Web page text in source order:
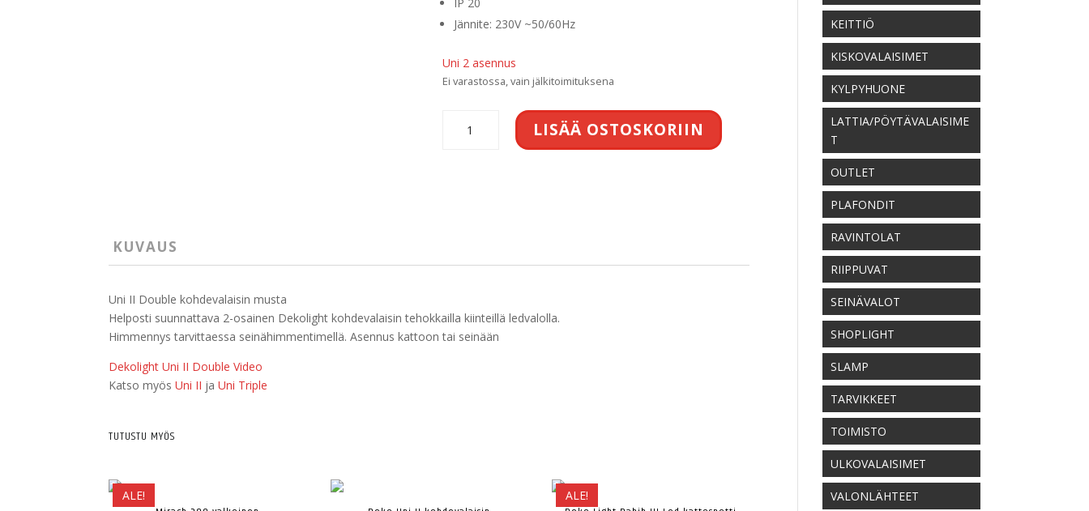
Jännite: 230V ~50/60Hz
Uni 2 asennus
Ei varastossa, vain jälkitoimituksena
LISÄÄ OSTOSKORIIN
KUVAUS
Uni II Double kohdevalaisin musta
Helposti suunnattava 2-osainen Dekolight kohdevalaisin tehokkailla kiinteillä ledvalolla.
Himmennys tarvittaessa seinähimmentimellä. Asennus kattoon tai seinään
Dekolight Uni II Double Video
Katso myösUni II jaUni Triple
TUTUSTU MYÖS
ALE! ALE!
KEITTIÖ
KISKOVALAISIMET
KYLPYHUONE
LATTIA/PÖYTÄVALAISIME
T
OUTLET
PLAFONDIT
RAVINTOLAT
RIIPPUVAT
SEINÄVALOT
SHOPLIGHT
SLAMP
TARVIKKEET
TOIMISTO
ULKOVALAISIMET
VALONLÄHTEET